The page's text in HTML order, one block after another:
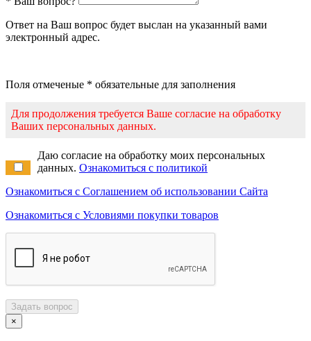
Ответ на Ваш вопрос будет выслан на указанный вами
электронный адрес.
Поля отмеченые * обязательные для заполнения
Для продолжения требуется Ваше согласие на обработку
Ваших персональных данных.
Даю согласие на обработку моих персональных
данных. Ознакомиться с политикой
Ознакомиться с Соглашением об использовании Сайта
Ознакомиться с Условиями покупки товаров
Задать вопрос
×